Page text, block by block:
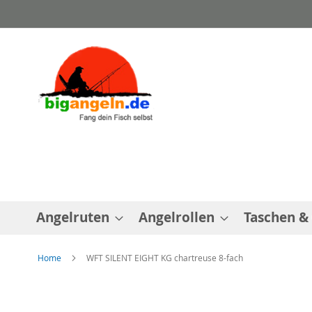
zum
Angelruten Angelrollen Taschen &
Home WFT SILENT EIGHT KG chartreuse 8-fach